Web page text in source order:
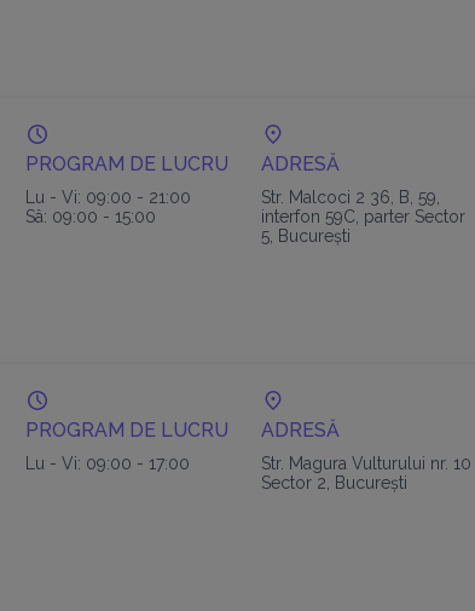
PROGRAM DE LUCRU
Lu - Vi: 09:00 - 21:00
Sâ: 09:00 - 15:00
ADRESĂ
Str. Malcoci 2 36, B, 59,
interfon 59C, parter Sector
5, București
PROGRAM DE LUCRU
Lu - Vi: 09:00 - 17:00
ADRESĂ
Str. Magura Vulturului nr. 10
Sector 2, București